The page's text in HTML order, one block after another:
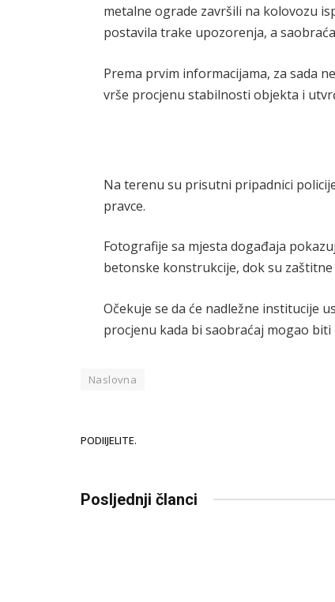
metalne ograde završili na kolovozu
postavila trake upozorenja, a
Prema prvim informacijama, za sada
vrše procjenu stabilnosti objekta i
Na terenu su prisutni pripadnici
pravce.
Fotografije sa mjesta događaja
betonske konstrukcije, dok su
Očekuje se da će nadležne institucije
procjenu kada bi saobraćaj mogao biti
Naslovna
PODIIJELITE.
Posljednji članci